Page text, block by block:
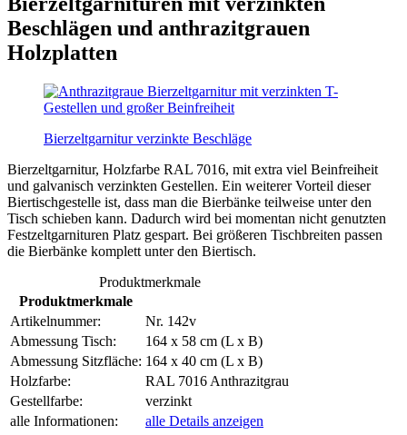
Beschlägen und anthrazitgrauen
Holzplatten
Bierzeltgarnitur verzinkte Beschläge
Bierzeltgarnitur, Holzfarbe RAL 7016, mit extra viel Beinfreiheit
und galvanisch verzinkten Gestellen. Ein weiterer Vorteil dieser
Biertischgestelle ist, dass man die Bierbänke teilweise unter den
Tisch schieben kann. Dadurch wird bei momentan nicht genutzten
Festzeltgarnituren Platz gespart. Bei größeren Tischbreiten passen
die Bierbänke komplett unter den Biertisch.
Produktmerkmale
Produktmerkmale
Artikelnummer:
Nr. 142v
Abmessung Tisch:
164 x 58 cm (L x B)
Abmessung Sitzfläche: 164 x 40 cm (L x B)
Holzfarbe:
RAL 7016 Anthrazitgrau
Gestellfarbe:
verzinkt
alle Informationen:
alle Details anzeigen